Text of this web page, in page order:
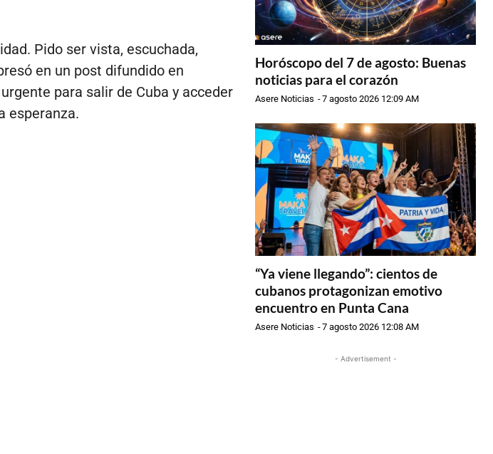
Pido ser vista, escuchada,
en un post difundido en
para salir de Cuba y acceder
esperanza.
Horóscopo del 7 de agosto: Buenas
noticias para el corazón
Asere Noticias -7 agosto 2026 12:09 AM
“Ya viene llegando”: cientos de
cubanos protagonizan emotivo
encuentro en Punta Cana
Asere Noticias -7 agosto 2026 12:08 AM
- Advertisement -